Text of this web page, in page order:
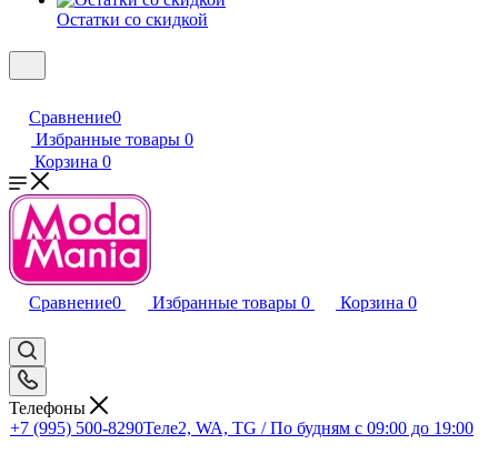
Остатки со скидкой
Сравнение0
Избранные товары 0
Корзина 0
Сравнение0 Избранные товары 0 Корзина 0
Телефоны
+7 (995) 500-8290Теле2, WA, TG / По будням c 09:00 до 19:00